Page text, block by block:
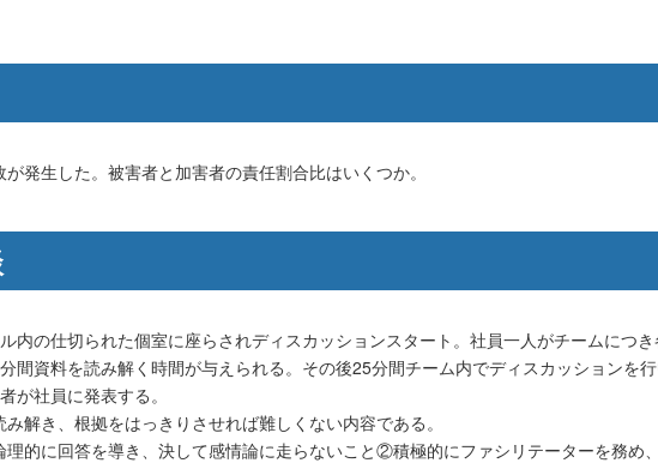
発生した。被害者と加害者の責任割合比はいくつか。
内の仕切られた個室に座らされディスカッションスタート。社員一人がチームにつき
間資料を読み解く時間が与えられる。その後25分間チーム内でディスカッションを行
が社員に発表する。
解き、根拠をはっきりさせれば難しくない内容である。
的に回答を導き、決して感情論に走らないこと②積極的にファシリテーターを務め